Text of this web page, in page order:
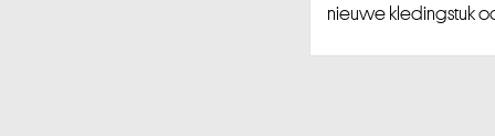
nieuwe kledingstuk